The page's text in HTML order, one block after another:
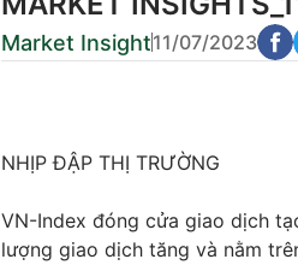
Market Insight11/07/2023
NHỊP ĐẬP THỊ TRƯỜNG
VN-Index đóng cửa giao dịch
lượng giao dịch tăng và nằm